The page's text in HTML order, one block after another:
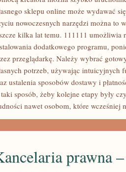
sklepu online może wydawać
nowoczesnych narzędzi można to
kilka lat temu. 111111 umożliwia
dodatkowego programu,
przeglądarkę. Należy wybrać
potrzeb, używając
ustalenia sposobów dostawy i
sposób, żeby kolejne etapy były
nawet osobom, które wcześniej
prawna